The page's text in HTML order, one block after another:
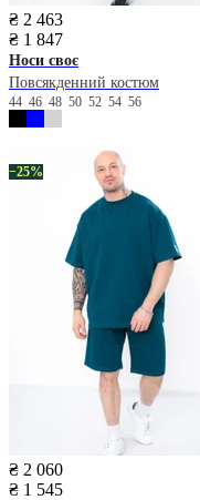
₴ 2 463
₴ 1 847
Носи своє
Повсякденний костюм
44 46 48 50 52 54 56
−25%
₴ 2 060
₴ 1 545